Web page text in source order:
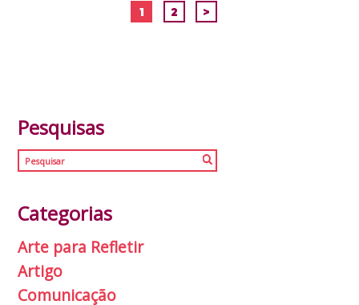
1 2 >
Pesquisas
Categorias
Arte para Refletir
Artigo
Comunicação